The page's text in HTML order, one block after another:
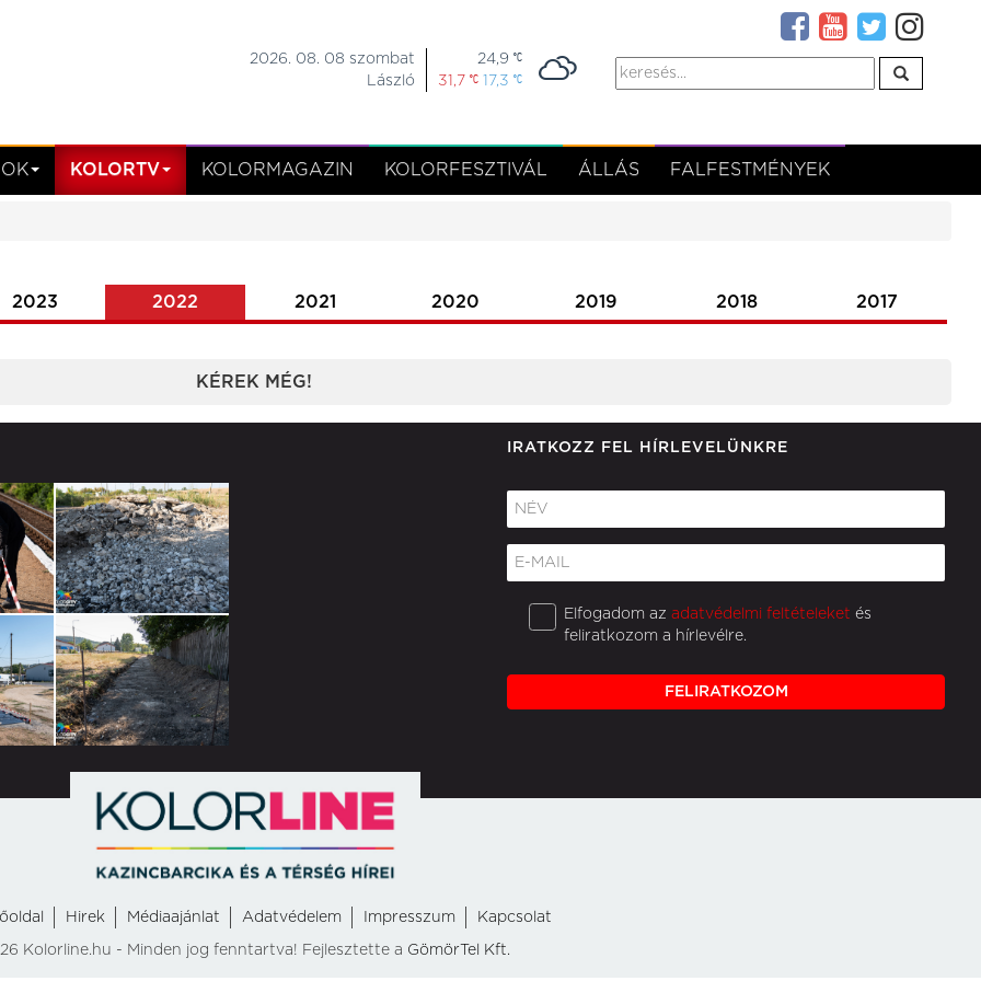
2026. 08. 08 szombat
László
24,9
31,7
17,3
KOLORTV KOLORMAGAZIN KOLORFESZTIVÁL ÁLLÁS FALFESTMÉNYEK
2023 2022 2021 2020 2019 2018 2017
KÉREK MÉG!
IRATKOZZ FEL HÍRLEVELÜNKRE
Elfogadom azadatvédelmi feltételeket és
feliratkozom a hírlevélre.
FELIRATKOZOM
Hirek Médiaajánlat Adatvédelem Impresszum Kapcsolat
Kolorline.hu - Minden jog fenntartva! Fejlesztette a GömörTel Kft.